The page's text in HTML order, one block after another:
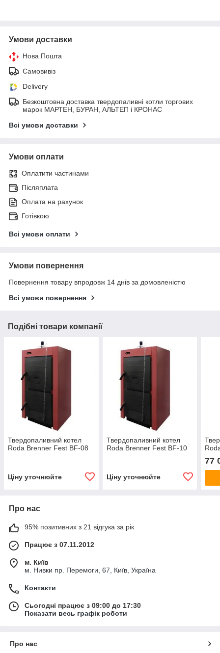
Умови доставки
Нова Пошта
Самовивіз
Delivery
Безкоштовна доставка твердопаливні котли торгових
марок МАРТЕН, БУРАН, АЛЬТЕП і КРОНАС
Всі умови доставки
Умови оплати
Оплатити частинами
Післяплата
Оплата на рахунок
Готівкою
Всі умови оплати
Умови повернення
Повернення товару впродовж 14 днів за домовленістю
Всі умови повернення
Подібні товари компанії
Твердопаливний котел
Roda Brenner Fest BF-08
Ціну уточнюйте
Твердопаливний котел
Roda Brenner Fest BF-10
Ціну уточнюйте
77
Про нас
95% позитивних з 21 відгука за рік
Працює з 07.11.2012
м. Київ
м. Нивки пр. Перемоги, 67, Київ, Україна
Контакти
Сьогодні працює з 09:00 до 17:30
Показати весь графік роботи
Про нас